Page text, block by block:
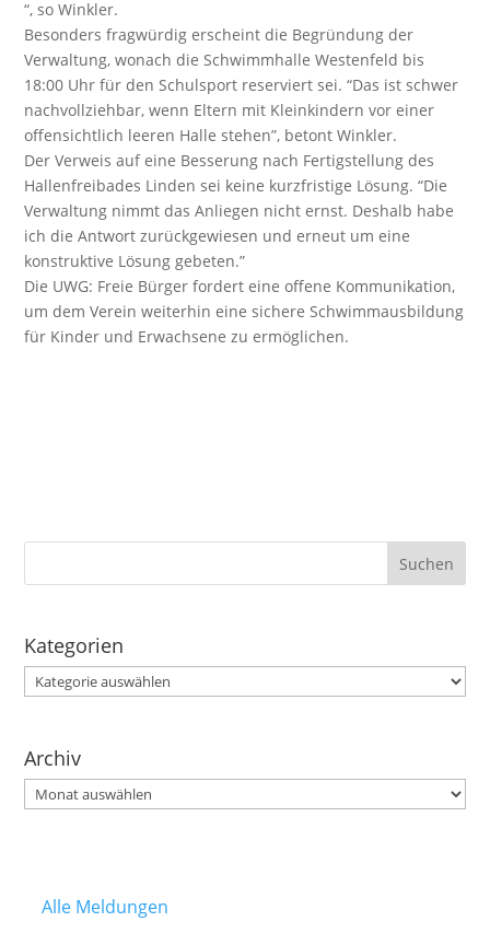
“, so Winkler.
Besonders fragwürdig erscheint die Begründung der
Verwaltung, wonach die Schwimmhalle Westenfeld bis
18:00 Uhr für den Schulsport reserviert sei. “Das ist schwer
nachvollziehbar, wenn Eltern mit Kleinkindern vor einer
offensichtlich leeren Halle stehen”, betont Winkler.
Der Verweis auf eine Besserung nach Fertigstellung des
Hallenfreibades Linden sei keine kurzfristige Lösung. “Die
Verwaltung nimmt das Anliegen nicht ernst. Deshalb habe
ich die Antwort zurückgewiesen und erneut um eine
konstruktive Lösung gebeten.”
Die UWG: Freie Bürger fordert eine offene Kommunikation,
um dem Verein weiterhin eine sichere Schwimmausbildung
für Kinder und Erwachsene zu ermöglichen.
Kategorien
Kategorien
Archiv
Archiv
Alle Meldungen